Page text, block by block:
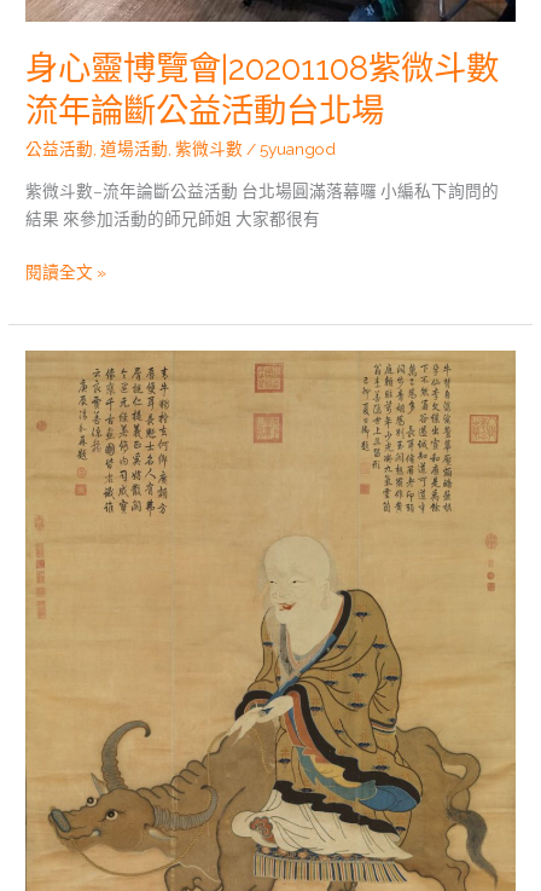
身心靈博覽會|20201108紫微斗數
流年論斷公益活動台北場
公益活動,道場活動,紫微斗數/5yuangod
紫微斗數–流年論斷公益活動 台北場圓滿落幕囉 小編私下詢問的
結果 來參加活動的師兄師姐 大家都很有
動
北
場
閱讀全文 »
斗
踏
出
改